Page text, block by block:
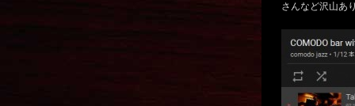
さんなど沢山あ